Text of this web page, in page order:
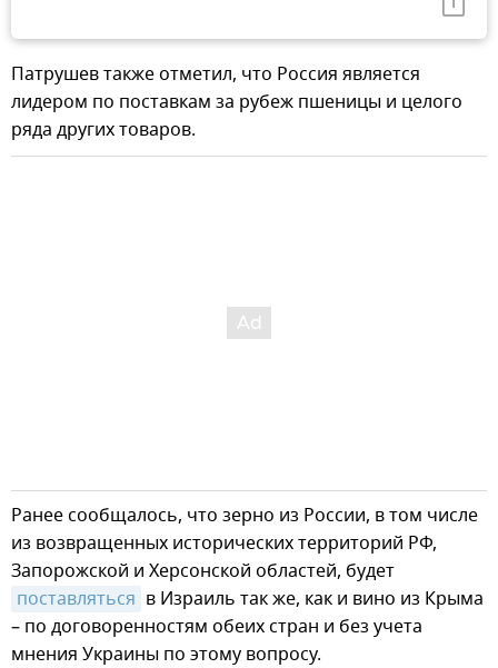
Патрушев также отметил, что Россия является
лидером по поставкам за рубеж пшеницы и целого
ряда других товаров.
Ранее сообщалось, что зерно из России, в том числе
из возвращенных исторических территорий РФ,
Запорожской и Херсонской областей, будет
поставляться в Израиль так же, как и вино из Крыма
– по договоренностям обеих стран и без учета
мнения Украины по этому вопросу.